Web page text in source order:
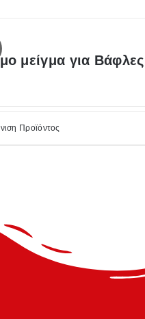
μείγμα για Βάφλες
Προϊόντος